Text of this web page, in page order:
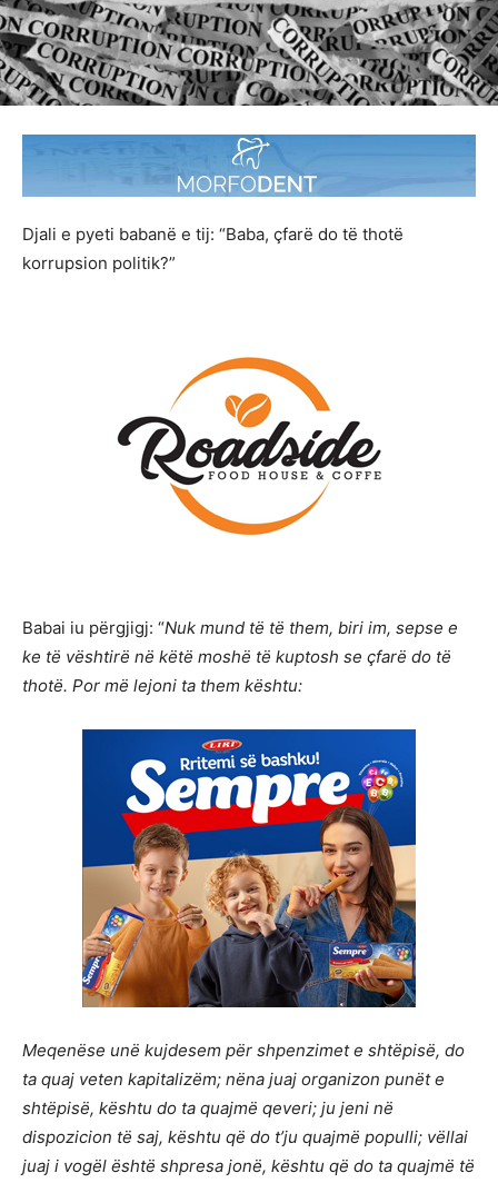
Djali e pyeti babanë e tij: “Baba, çfarë do të thotë
korrupsion politik?”
Babai iu përgjigj: “Nuk mund të të them, biri im, sepse e
ke të vështirë në këtë moshë të kuptosh se çfarë do të
thotë. Por më lejoni ta them kështu:
Meqenëse unë kujdesem për shpenzimet e shtëpisë, do
ta quaj veten kapitalizëm; nëna juaj organizon punët e
shtëpisë, kështu do ta quajmë qeveri; ju jeni në
dispozicion të saj, kështu që do t’ju quajmë populli; vëllai
juaj i vogël është shpresa jonë, kështu që do ta quajmë të